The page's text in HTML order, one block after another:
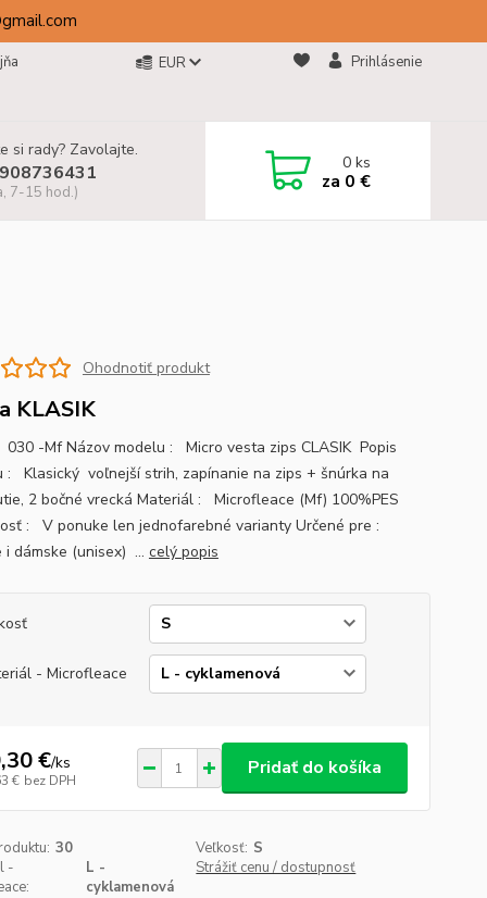
EUR Prihlásenie
si rady? Zavolajte.
7-15 hod.)
0ks
za 0 €
Ohodnotiť produkt
KLASIK
-Mf Názov modelu : Micro vesta zips CLASIK Popis
: Klasický voľnejší strih, zapínanie na zips + šnúrka na
2 bočné vrecká Materiál : Microfleace (Mf) 100%PES
: V ponuke len jednofarebné varianty Určené pre :
i dámske (unisex) ... celý popis
- Microfleace
€/ks
€ bez DPH
Pridať do košíka
30 Veľkosť: S
-
L -
cyklamenová
Strážiť cenu / dostupnosť